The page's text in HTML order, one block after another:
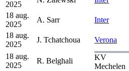
2025
18 aug.
2025
A. Sarr Inter
18 aug.
2025
J. Tchatchoua Verona
18 aug.
2025
R. Belghali
KV
Mechelen